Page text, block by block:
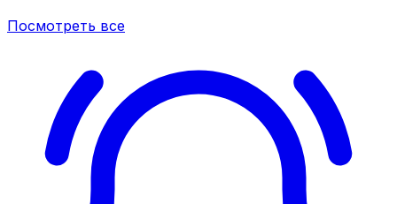
Посмотреть все